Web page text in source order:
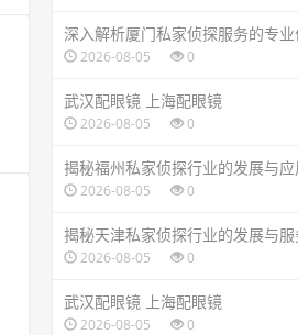
深入解析厦门私家侦探服务的专业
2026-08-05 0
武汉配眼镜 上海配眼镜
2026-08-05 0
揭秘福州私家侦探行业的发展与
2026-08-05 0
揭秘天津私家侦探行业的发展与
2026-08-05 0
武汉配眼镜 上海配眼镜
2026-08-05 0